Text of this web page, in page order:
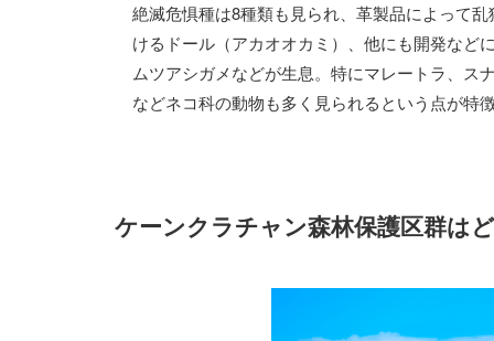
絶滅危惧種は8種類も見られ、革製品によって
けるドール（アカオオカミ）、他にも開発など
ムツアシガメなどが生息。特にマレートラ、ス
などネコ科の動物も多く見られるという点が特
ケーンクラチャン森林保護区群は